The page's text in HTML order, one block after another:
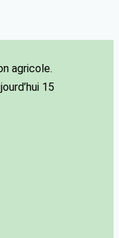
agricole.
15